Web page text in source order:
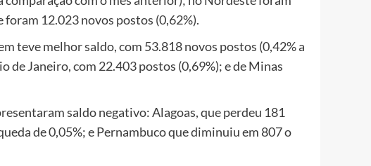
12.023 novos postos (0,62%).
teve melhor saldo, com 53.818 novos postos (0,42% a
de Janeiro, com 22.403 postos (0,69%); e de Minas
saldo negativo: Alagoas, que perdeu 181
de 0,05%; e Pernambuco que diminuiu em 807 o